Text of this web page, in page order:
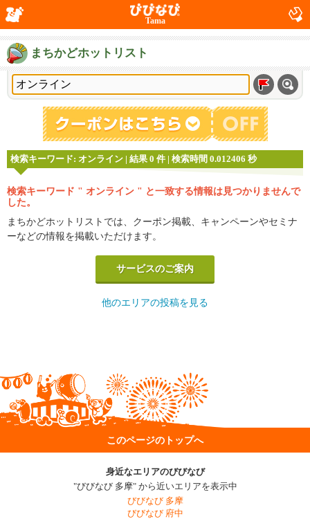
Tama
まちかどホットリスト
検索キーワード: オンライン | 結果 0 件 | 検索時間 0.012406 秒
検索キーワード " オンライン " と一致する情報は見つかりませんで
した。
まちかどホットリストでは、クーポン掲載、キャンペーンやセミナ
ーなどの情報を掲載いただけます。
サービスのご案内
他のエリアの投稿を見る
このページのトップへ
身近なエリアのびびなび
"びびなび 多摩" から近いエリアを表示中
びびなび 多摩
びびなび 府中